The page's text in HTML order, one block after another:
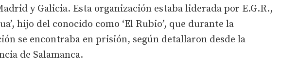
y Galicia. Esta organización estaba liderada por E.G.R.,
hijo del conocido como ‘El Rubio’, que durante la
se encontraba en prisión, según detallaron desde la
de Salamanca.